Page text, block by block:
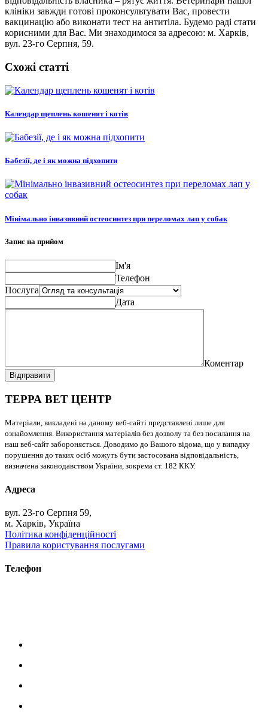
клініки завжди готові проконсультувати Вас, провести
вакцинацію або виконати тест на антитіла. Будемо раді стати
корисними для Вас. Ми знаходимося за адресою: м. Харків,
вул. 23-го Серпня, 59.
Схожі статті
Календар щеплень кошенят і котів
Бабезії, де і як можна підхопити
Мінімально інвазивний остеосинтез при переломах лап у собак
Запис на прийом
Ім'я
Телефон
Послуга
Дата
Коментар
Відправити
ТЕРРА ВЕТ ЦЕНТР
Матеріали, викладені на даному веб-сайті представлені лише для
ознайомлення. Використання матеріалів без дозволу та без посилання на
наш веб-сайт забороняється. Доводимо до Вашого відома, що у випадку
порушення до таких осіб можуть бути застосована відповідальність,
визначена законодавством України, зокрема ст. 182 ККУ.
Адреса
вул. 23-го Серпня 59,
м. Харків, Україна
Політика конфіденційності
Правила користування послугами
Телефон